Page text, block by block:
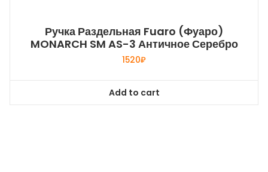
Ручка Раздельная Fuaro (Фуаро)
MONARCH SM AS-3 Античное Серебро
1520₽
Add to cart